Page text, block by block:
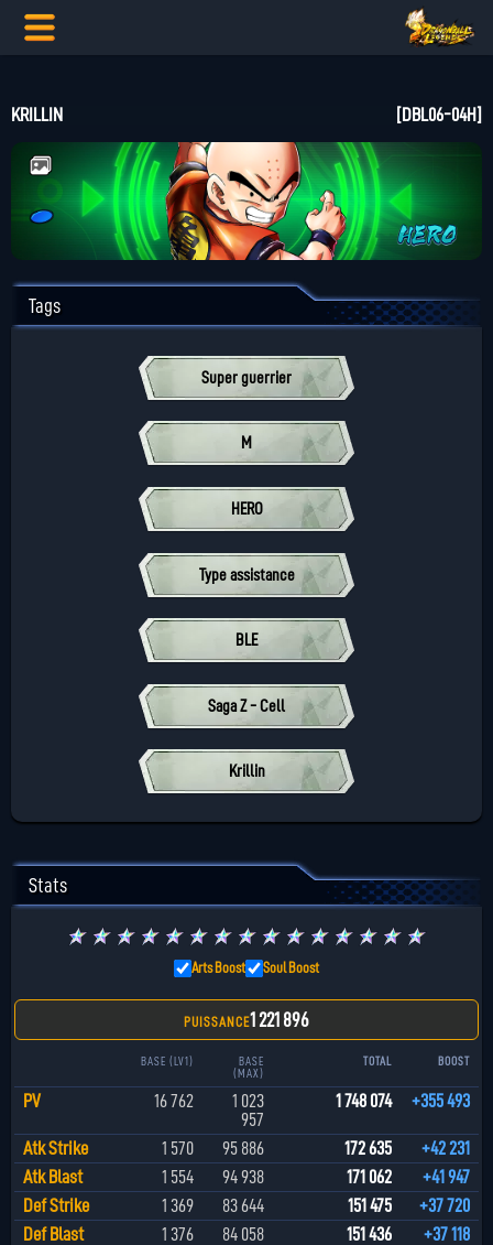
KRILLIN [DBL06-04H]
Tags
Super guerrier
M
HERO
Type assistance
BLE
Saga Z - Cell
Krillin
Stats
★ ★ ★ ★ ★ ★ ★ ★ ★ ★ ★ ★ ★ ★ ★
Arts Boost Soul Boost
PUISSANCE1 221 896
BASE (LV1)
BASE
(MAX)
TOTAL BOOST
PV 16 762
1 023
957
1 748 074 +355 493
Atk Strike 1 570 95 886 172 635
+42 231
Atk Blast
1 554 94 938 171 062
+41 947
Def Strike
1 369 83 644 151 475
+37 720
Def Blast
1 376 84 058 151 436
+37 118